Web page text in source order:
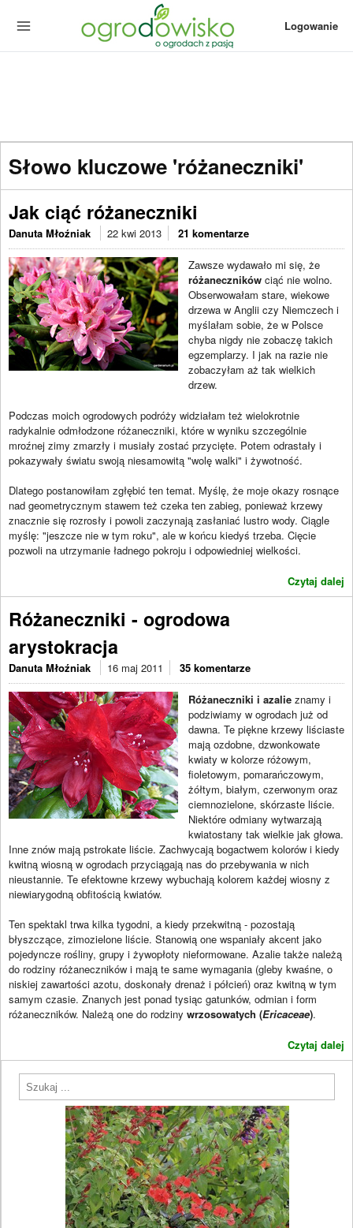
Logowanie
Słowo kluczowe 'różaneczniki'
Jak ciąć różaneczniki
Danuta Młoźniak 22 kwi 2013 21 komentarze
Zawsze wydawało mi się, że
różaneczników ciąć nie wolno.
Obserwowałam stare, wiekowe
drzewa w Anglii czy Niemczech i
myślałam sobie, że w Polsce
chyba nigdy nie zobaczę takich
egzemplarzy. I jak na razie nie
zobaczyłam aż tak wielkich
drzew.
Podczas moich ogrodowych podróży widziałam też wielokrotnie
radykalnie odmłodzone różaneczniki, które w wyniku szczególnie
mroźnej zimy zmarzły i musiały zostać przycięte. Potem odrastały i
pokazywały światu swoją niesamowitą "wolę walki" i żywotność.
Dlatego postanowiłam zgłębić ten temat. Myślę, że moje okazy rosnące
nad geometrycznym stawem też czeka ten zabieg, ponieważ krzewy
znacznie się rozrosły i powoli zaczynają zasłaniać lustro wody. Ciągle
myślę: "jeszcze nie w tym roku", ale w końcu kiedyś trzeba. Cięcie
pozwoli na utrzymanie ładnego pokroju i odpowiedniej wielkości.
Czytaj dalej
Różaneczniki - ogrodowa
arystokracja
Danuta Młoźniak 16 maj 2011 35 komentarze
Różaneczniki i azalie znamy i
podziwiamy w ogrodach już od
dawna. Te piękne krzewy liściaste
mają ozdobne, dzwonkowate
kwiaty w kolorze różowym,
fioletowym, pomarańczowym,
żółtym, białym, czerwonym oraz
ciemnozielone, skórzaste liście.
Niektóre odmiany wytwarzają
kwiatostany tak wielkie jak głowa.
Inne znów mają pstrokate liście. Zachwycają bogactwem kolorów i kiedy
kwitną wiosną w ogrodach przyciągają nas do przebywania w nich
nieustannie. Te efektowne krzewy wybuchają kolorem każdej wiosny z
niewiarygodną obfitością kwiatów.
Ten spektakl trwa kilka tygodni, a kiedy przekwitną - pozostają
błyszczące, zimozielone liście. Stanowią one wspaniały akcent jako
pojedyncze rośliny, grupy i żywopłoty nieformowane. Azalie także należą
do rodziny różaneczników i mają te same wymagania (gleby kwaśne, o
niskiej zawartości azotu, doskonały drenaż i półcień) oraz kwitną w tym
samym czasie. Znanych jest ponad tysiąc gatunków, odmian i form
różaneczników. Należą one do rodziny wrzosowatych (Ericaceae).
Czytaj dalej